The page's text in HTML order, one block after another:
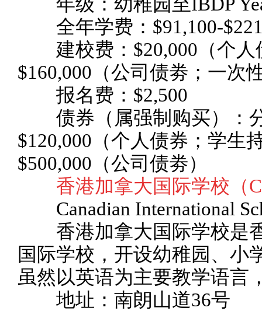
全年学费：$91,100-
建校费：$20,000（个人
$160,000（公司债劵；一次
报名费：$2,500
债券（属强制购买）：分
$120,000（个人债券；学生
$500,000（公司债劵）
香港加拿大国际学校（
Canadian International
香港加拿大国际学校是
国际学校，开设幼稚园、小
虽然以英语为主要教学语言
地址：南朗山道36号